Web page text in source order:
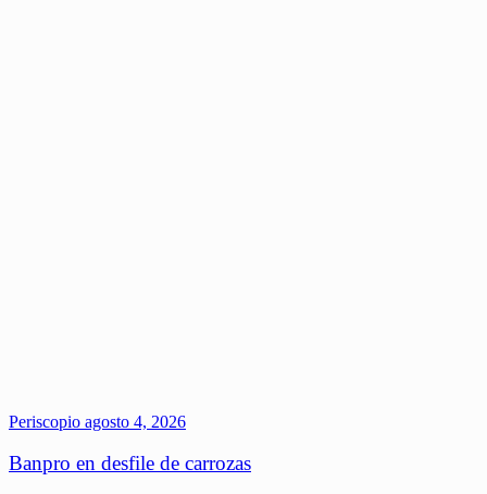
Periscopio agosto 4, 2026
Banpro en desfile de carrozas